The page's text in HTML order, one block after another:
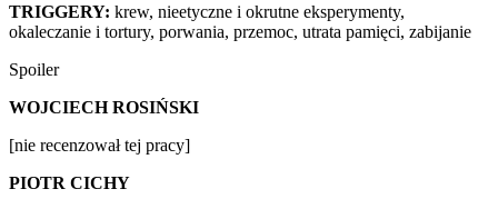
TRIGGERY: krew, nieetyczne i okrutne eksperymenty,
okaleczanie i tortury, porwania, przemoc, utrata pamięci, zabijanie
Spoiler
WOJCIECH ROSIŃSKI
[nie recenzował tej pracy]
PIOTR CICHY